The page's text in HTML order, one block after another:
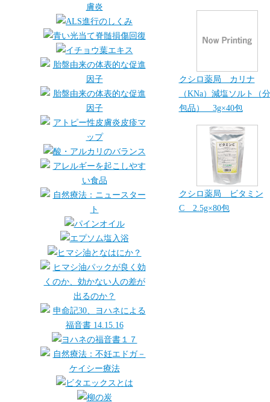
クシロ薬局 カリナ
（KNa）減塩ソルト（分
包品） 3g×40包
クシロ薬局 ビタミン
C 2.5g×80包